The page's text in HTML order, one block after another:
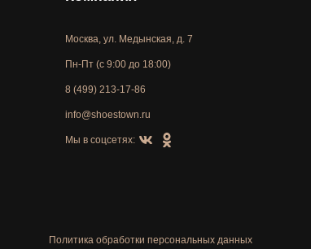
Москва, ул. Медынская, д. 7
Пн-Пт (с 9:00 до 18:00)
8 (499) 213-17-86
info@shoestown.ru
Мы в соцсетях:
Политика обработки персональных данных